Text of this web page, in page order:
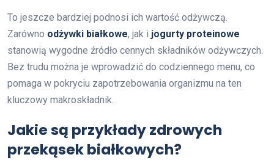
To jeszcze bardziej podnosi ich wartość odżywczą.
Zarówno odżywki białkowe, jak i jogurty proteinowe
stanowią wygodne źródło cennych składników odżywczych.
Bez trudu można je wprowadzić do codziennego menu, co
pomaga w pokryciu zapotrzebowania organizmu na ten
kluczowy makroskładnik.
Jakie są przykłady zdrowych
przekąsek białkowych?